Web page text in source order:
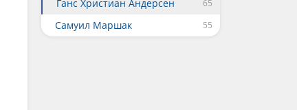
Ганс Христиан Андерсен
Самуил Маршак